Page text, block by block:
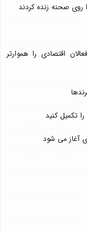
روی صحنه زنده کردند
اقتصادی را هموارتر
تکمیل کنید